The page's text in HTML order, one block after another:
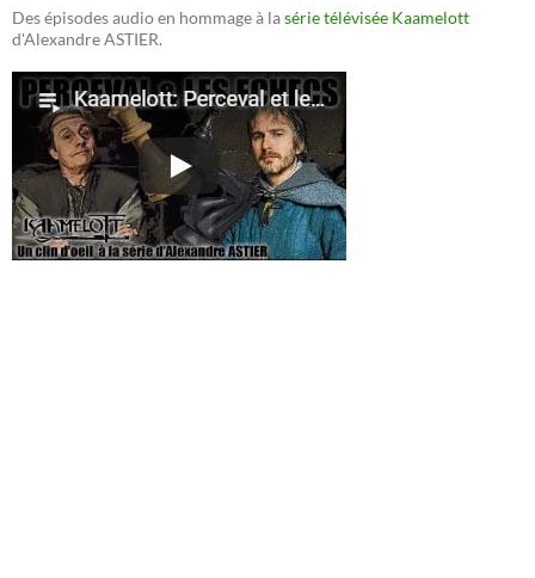
Des épisodes audio en hommage à lasérie télévisée Kaamelott
d'Alexandre ASTIER.